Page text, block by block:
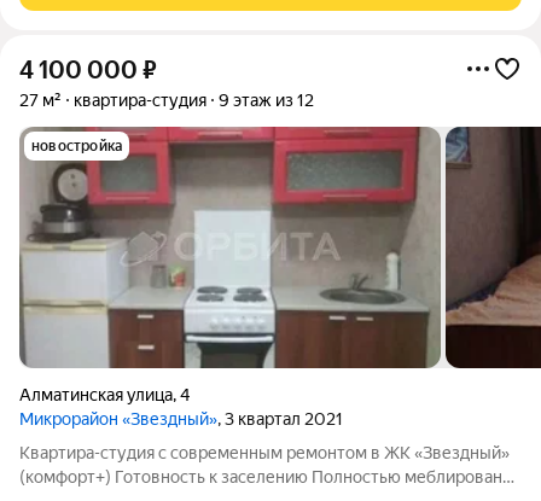
4 100 000 ₽
27 м² квартира-студия 9 этаж из 12
новостройка
Алматинская улица,4
Микрорайон «Звездный», 3 квартал 2021
Квартира-студия с современным ремонтом в ЖК «Звездный»
(комфорт+) Готовность к заселению Полностью меблирована,